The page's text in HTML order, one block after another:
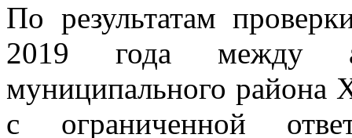
По результатам
2019 года между
муниципального района
с ограниченной